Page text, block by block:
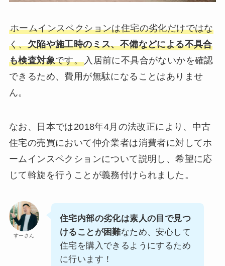
ホームインスペクションは住宅の劣化だけではな
く、欠陥や施工時のミス、不備などによる不具合
も検査対象です。入居前に不具合がないかを確認
できるため、費用が無駄になることはありませ
ん。
なお、日本では2018年4月の法改正により、中古
住宅の売買において仲介業者は消費者に対してホ
ームインスペクションについて説明し、希望に応
じて斡旋を行うことが義務付けられました。
すーさん
住宅内部の劣化は素人の目で見つ
けることが困難なため、安心して
住宅を購入できるようにするため
に行います！